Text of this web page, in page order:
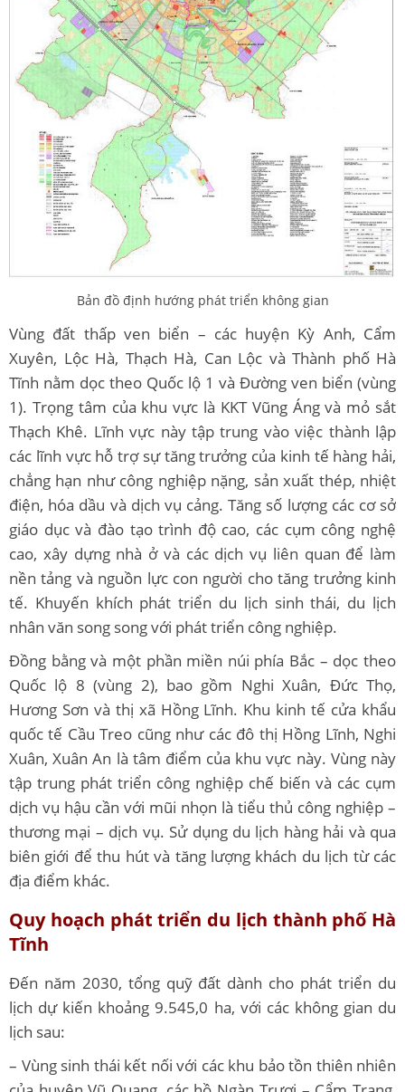
Bản đồ định hướng phát triển không gian
Vùng đất thấp ven biển – các huyện Kỳ Anh, Cẩm
Xuyên, Lộc Hà, Thạch Hà, Can Lộc và Thành phố Hà
Tĩnh nằm dọc theo Quốc lộ 1 và Đường ven biển (vùng
1). Trọng tâm của khu vực là KKT Vũng Áng và mỏ sắt
Thạch Khê. Lĩnh vực này tập trung vào việc thành lập
các lĩnh vực hỗ trợ sự tăng trưởng của kinh tế hàng hải,
chẳng hạn như công nghiệp nặng, sản xuất thép, nhiệt
điện, hóa dầu và dịch vụ cảng. Tăng số lượng các cơ sở
giáo dục và đào tạo trình độ cao, các cụm công nghệ
cao, xây dựng nhà ở và các dịch vụ liên quan để làm
nền tảng và nguồn lực con người cho tăng trưởng kinh
tế. Khuyến khích phát triển du lịch sinh thái, du lịch
nhân văn song song với phát triển công nghiệp.
Đồng bằng và một phần miền núi phía Bắc – dọc theo
Quốc lộ 8 (vùng 2), bao gồm Nghi Xuân, Đức Thọ,
Hương Sơn và thị xã Hồng Lĩnh. Khu kinh tế cửa khẩu
quốc tế Cầu Treo cũng như các đô thị Hồng Lĩnh, Nghi
Xuân, Xuân An là tâm điểm của khu vực này. Vùng này
tập trung phát triển công nghiệp chế biến và các cụm
dịch vụ hậu cần với mũi nhọn là tiểu thủ công nghiệp –
thương mại – dịch vụ. Sử dụng du lịch hàng hải và qua
biên giới để thu hút và tăng lượng khách du lịch từ các
địa điểm khác.
Quy hoạch phát triển du lịch thành phố Hà
Tĩnh
Đến năm 2030, tổng quỹ đất dành cho phát triển du
lịch dự kiến ​​khoảng 9.545,0 ha, với các không gian du
lịch sau:
– Vùng sinh thái kết nối với các khu bảo tồn thiên nhiên